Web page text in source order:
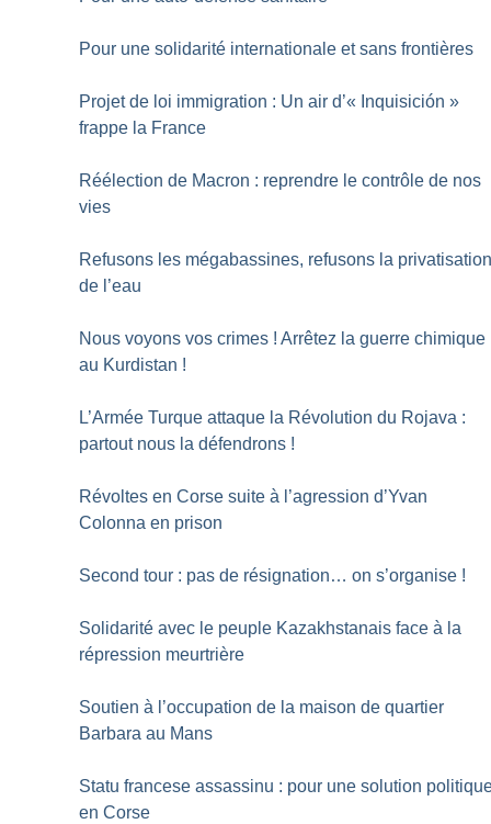
Pour une solidarité internationale et sans frontières
Projet de loi immigration : Un air d’« Inquisición »
frappe la France
Réélection de Macron : reprendre le contrôle de nos
vies
Refusons les mégabassines, refusons la
de l’eau
Nous voyons vos crimes ! Arrêtez la guerre chimique
au Kurdistan !
L’Armée Turque attaque la Révolution du Rojava :
partout nous la défendrons !
Révoltes en Corse suite à l’agression d’Yvan
Colonna en prison
Second tour : pas de résignation… on s’organise !
Solidarité avec le peuple Kazakhstanais face à la
répression meurtrière
Soutien à l’occupation de la maison de quartier
Barbara au Mans
Statu francese assassinu : pour une solution
en Corse